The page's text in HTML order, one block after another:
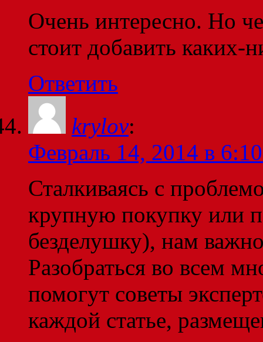
Очень интересно. Но
стоит добавить каких-
Ответить
krylov:
Февраль 14, 2014 в
Сталкиваясь с
крупную покупку или
безделушку), нам важно
Разобраться во всем
помогут советы
каждой статье,